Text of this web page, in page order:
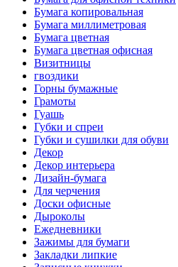
Бумага копировальная
Бумага миллиметровая
Бумага цветная
Бумага цветная офисная
Визитницы
гвоздики
Горны бумажные
Грамоты
Гуашь
Губки и спреи
Губки и сушилки для обуви
Декор
Декор интерьера
Дизайн-бумага
Для черчения
Доски офисные
Дыроколы
Ежедневники
Зажимы для бумаги
Закладки липкие